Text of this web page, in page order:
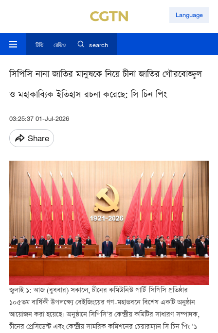
Language
টিভি রেডিও search
সিপিসি নানা জাতির মানুষকে নিয়ে চীনা জাতির গৌরবোজ্জ্বল
ও মহাকাব্যিক ইতিহাস রচনা করেছে: সি চিন পিং
03:25:37 01-Jul-2026
Share
জুলাই ১: আজ (বুধবার) সকালে, চীনের কমিউনিস্ট পার্টি-সিপিসি প্রতিষ্ঠার
১০৫তম বার্ষিকী উপলক্ষ্যে বেইজিংয়ের গণ-মহাভবনে বিশেষ একটি অনুষ্ঠান
আয়োজন করা হয়েছে। অনুষ্ঠানে সিপিসি’র কেন্দ্রীয় কমিটির সাধারণ সম্পাদক,
চীনের প্রেসিডেন্ট এবং কেন্দ্রীয় সামরিক কমিশনের চেয়ারম্যান সি চিন পিং ‘১